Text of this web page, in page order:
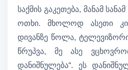
საქმის გაკეთება, მანამ
ოთხი. მხოლოდ ასეთი კი
დივანზე წოლა,
წრუპვა, მე ასე
დანიშნულება“. ეს